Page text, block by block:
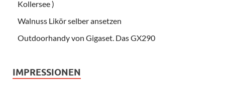
Kollersee )
Walnuss Likör selber ansetzen
Outdoorhandy von Gigaset. Das GX290
IMPRESSIONEN